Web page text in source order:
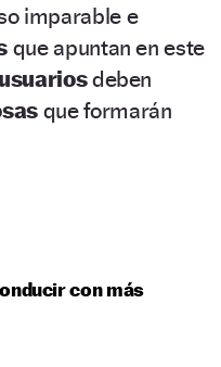
imparable e
que apuntan en este
deben
que formarán
con más